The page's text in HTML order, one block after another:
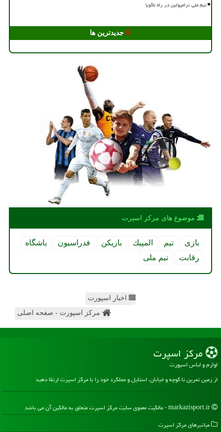
تیم ملی ترامپولین در راه ناگویا
جدیدترین ها
موضوع های مركز اسپرت
بازی تیم المپیك بازیكن فدراسیون
باشگاه
رقابت
تیم ملی
اخبار اسپورت
مرکز اسپورت - صفحه اصلی
مركز اسپرت
لوازم و لباس اسپورت
از زمین تمرین تا کوچه و خیابان، استایل و عملکرد خود را با مرکز اسپرت ارتقا دهید
میانبرهای مركز اسپرت